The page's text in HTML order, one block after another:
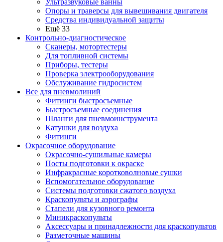
Ультразвуковые ванны
Опоры и траверсы для вывешивания двигателя
Средства индивидуальной защиты
Ещё 33
Контрольно-диагностическое
Сканеры, мотортестеры
Для топливной системы
Приборы, тестеры
Проверка электрооборудования
Обслуживание гидросистем
Все для пневмолиний
Фитинги быстросъемные
Быстросъемные соединения
Шланги для пневмоинструмента
Катушки для воздуха
Фитинги
Окрасочное оборудование
Окрасочно-сушильные камеры
Посты подготовки к окраске
Инфракрасные коротковолновые сушки
Вспомогательное оборудование
Системы подготовки сжатого воздуха
Краскопульты и аэрографы
Стапели для кузовного ремонта
Миникраскопульты
Аксессуары и принадлежности для краскопультов
Разметочные машины